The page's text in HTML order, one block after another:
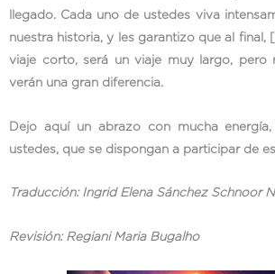
llegado. Cada uno de ustedes viva
nuestra historia, y les garantizo que al final,
viaje corto, será un viaje muy largo, pero
verán una gran diferencia.
Dejo aquí un abrazo con mucha
ustedes, que se dispongan a participar de
Traducción: Ingrid Elena Sánchez Schnoor
Revisión: Regiani Maria Bugalho